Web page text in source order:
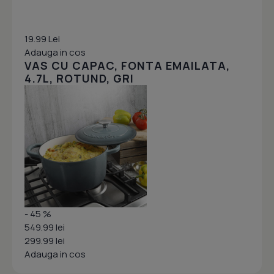
19.99 Lei
Adauga in cos
VAS CU CAPAC, FONTA EMAILATA,
4.7L, ROTUND, GRI
- 45 %
549.99 lei
299.99 lei
Adauga in cos